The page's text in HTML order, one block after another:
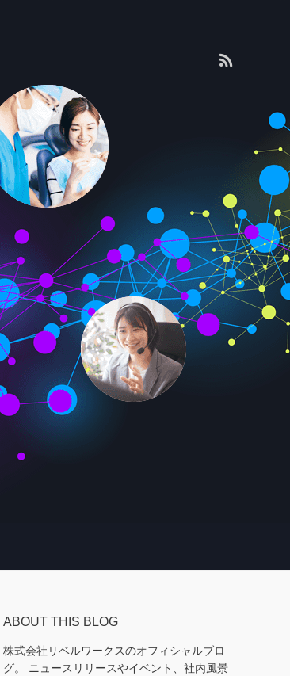
ABOUT THIS BLOG
株式会社リベルワークスのオフィシャルブロ
グ。 ニュースリリースやイベント、社内風景